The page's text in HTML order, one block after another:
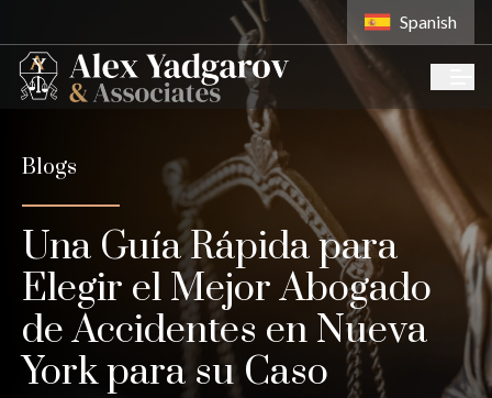
Spanish
Blogs
Una Guía Rápida para
Elegir el Mejor Abogado
de Accidentes en Nueva
York para su Caso